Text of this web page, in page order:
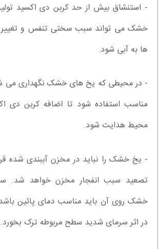
- استنشاق بیش از حد کربن دی اکسید
خشک می تواند سبب سختی تنفس و
ها به آبی شود.
- در محیطی که یخ های خشک نگهداری می
مناسب استفاده شود تا اضافه کربن دی
محیط هدایت شود.
- یخ خشک را نباید در مخزن آببندی شده
تصعید سبب انفجار مخزن خواهد شد.
خشک روی آن باید مناسب دمای پائین
در اثر سرمای شدید سطح مربوطه ترک بخورد.